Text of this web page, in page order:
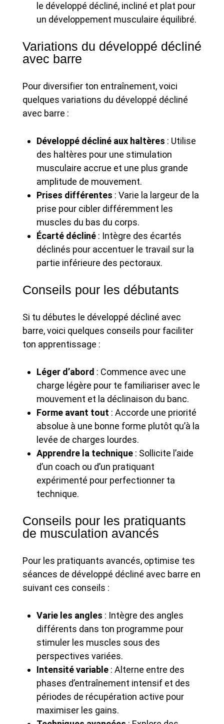
le développé décliné, incliné et plat pour
un développement musculaire équilibré.
Variations du développé décliné
avec barre
Pour diversifier ton entraînement, voici
quelques variations du développé décliné
avec barre :
Développé décliné aux haltères : Utilise
des haltères pour une stimulation
musculaire accrue et une plus grande
amplitude de mouvement.
Prises différentes : Varie la largeur de la
prise pour cibler différemment les
muscles du bas du corps.
Écarté décliné : Intègre des écartés
déclinés pour accentuer le travail sur la
partie inférieure des pectoraux.
Conseils pour les débutants
Si tu débutes le développé décliné avec
barre, voici quelques conseils pour faciliter
ton apprentissage :
Léger d’abord : Commence avec une
charge légère pour te familiariser avec le
mouvement et la déclinaison du banc.
Forme avant tout : Accorde une priorité
absolue à une bonne forme plutôt qu’à la
levée de charges lourdes.
Apprendre la technique : Sollicite l’aide
d’un coach ou d’un pratiquant
expérimenté pour perfectionner ta
technique.
Conseils pour les pratiquants
de musculation avancés
Pour les pratiquants avancés, optimise tes
séances de développé décliné avec barre en
suivant ces conseils :
Varie les angles : Intègre des angles
différents dans ton programme pour
stimuler les muscles sous des
perspectives variées.
Intensité variable : Alterne entre des
phases d’entraînement intensif et des
périodes de récupération active pour
maximiser les gains.